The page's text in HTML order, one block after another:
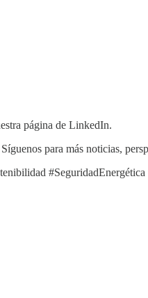
página de LinkedIn.
para más noticias,